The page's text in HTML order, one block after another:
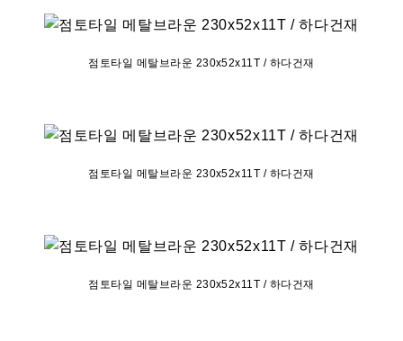
점토타일 메탈브라운 230x52x11T / 하다건재
점토타일 메탈브라운 230x52x11T / 하다건재
점토타일 메탈브라운 230x52x11T / 하다건재